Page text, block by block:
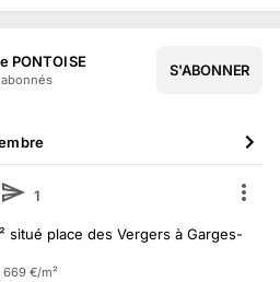
PONTOISE
abonnés
S'ABONNER
1
situé place des Vergers à Garges-
669 €/m²